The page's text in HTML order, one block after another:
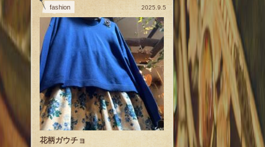
fashion 2025.9.5
花柄ガウチョ